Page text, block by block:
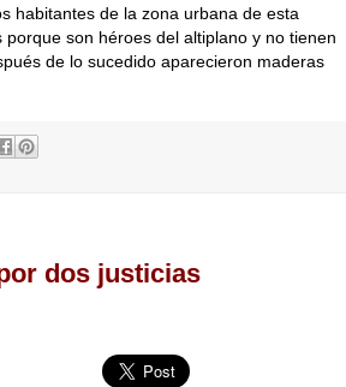
habitantes de la zona urbana de esta
son héroes del altiplano y no tienen
de lo sucedido aparecieron maderas
dos justicias